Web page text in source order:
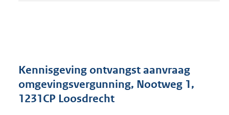
r
o
Kennisgeving ontvangst aanvraag
omgevingsvergunning, Nootweg 1,
1231CP Loosdrecht